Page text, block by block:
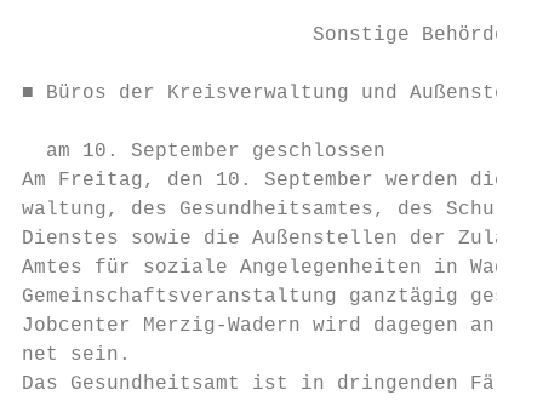
Sonstige Behörden
■ Büros der Kreisverwaltung und
am 10. September geschlossen
Am Freitag, den 10. September werden
waltung, des Gesundheitsamtes, des
Dienstes sowie die Außenstellen der
Amtes für soziale Angelegenheiten in
Gemeinschaftsveranstaltung ganztägig
Jobcenter Merzig-Wadern wird dagegen an
net sein.
Das Gesundheitsamt ist in dringenden